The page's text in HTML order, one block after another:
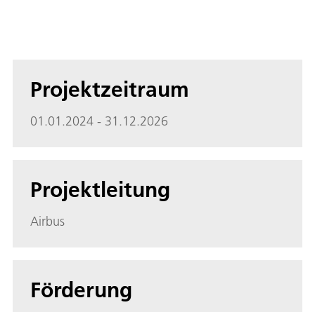
Projektzeitraum
01.01.2024 - 31.12.2026
Projektleitung
Airbus
Förderung